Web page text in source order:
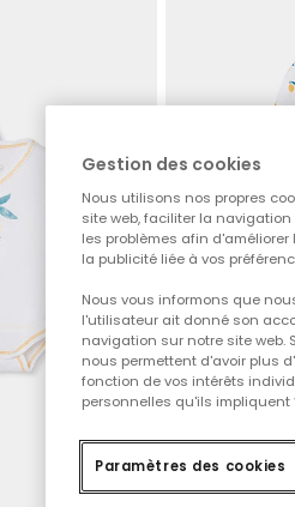
Gestion des cookies
Nous utilisons nos propres
site web, faciliter la
les problèmes afin
la publicité liée à vos
Nous vous informons que
l'utilisateur ait donné son
navigation sur notre site web.
nous permettent d'avoir plus
fonction de vos intérêts
personnelles qu'ils
Paramètres des cookies